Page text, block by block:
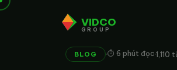
VIDCO
GROUP
BLOG ·⏱ 6 phút đọc·1,110